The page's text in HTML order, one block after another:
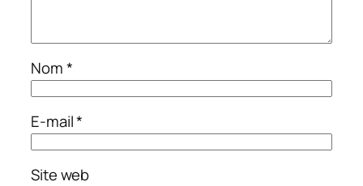
Nom*
E-mail*
Site web